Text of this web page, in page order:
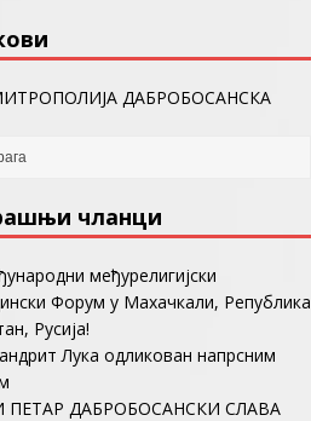
ДАБРОБОСАНСКА
чланци
међурелигијски
Форум у Махачкали, Република
Русија!
Лука одликован напрсним
ПЕТАР ДАБРОБОСАНСКИ СЛАВА